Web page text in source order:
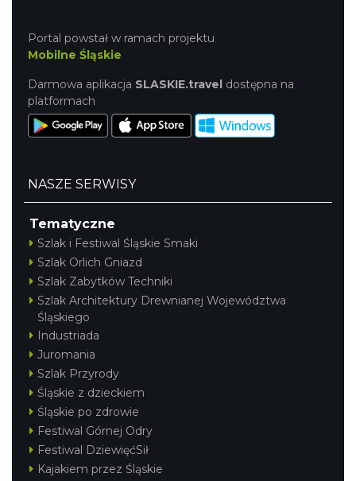
Portal powstał w ramach projektu
Mobilne Śląskie
Darmowa aplikacja SLASKIE.travel dostępna na
platformach
NASZE SERWISY
Tematyczne
Szlak i Festiwal Śląskie Smaki
Szlak Orlich Gniazd
Szlak Zabytków Techniki
Szlak Architektury Drewnianej Województwa
Śląskiego
Industriada
Juromania
Szlak Przyrody
Śląskie z dzieckiem
Śląskie po zdrowie
Festiwal Górnej Odry
Festiwal DziewięćSił
Kajakiem przez Śląskie